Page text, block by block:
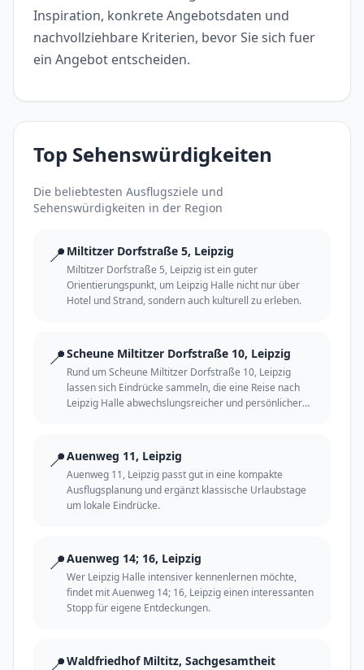
Inspiration, konkrete Angebotsdaten und
nachvollziehbare Kriterien, bevor Sie sich fuer
ein Angebot entscheiden.
Top Sehenswürdigkeiten
Die beliebtesten Ausflugsziele und
Sehenswürdigkeiten in der Region
📍 Miltitzer Dorfstraße 5, Leipzig
Miltitzer Dorfstraße 5, Leipzig ist ein guter
Orientierungspunkt, um Leipzig Halle nicht nur über
Hotel und Strand, sondern auch kulturell zu erleben.
📍Scheune Miltitzer Dorfstraße 10, Leipzig
Rund um Scheune Miltitzer Dorfstraße 10, Leipzig
lassen sich Eindrücke sammeln, die eine Reise nach
Leipzig Halle abwechslungsreicher und persönlicher
📍Auenweg 11, Leipzig
Auenweg 11, Leipzig passt gut in eine kompakte
Ausflugsplanung und ergänzt klassische Urlaubstage
um lokale Eindrücke.
📍Auenweg 14; 16, Leipzig
Wer Leipzig Halle intensiver kennenlernen möchte,
findet mit Auenweg 14; 16, Leipzig einen interessanten
Stopp für eigene Entdeckungen.
📍Waldfriedhof Miltitz, Sachgesamtheit